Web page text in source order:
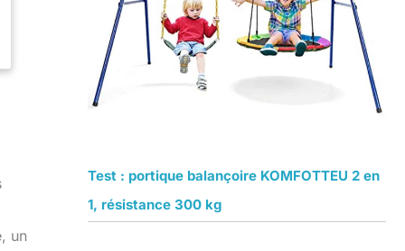
un
Test : portique balançoire KOMFOTTEU 2 en
1, résistance 300 kg